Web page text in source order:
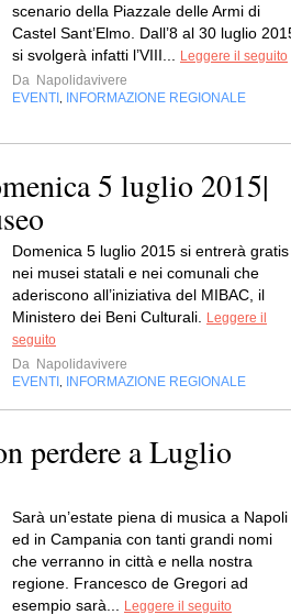
scenario della Piazzale delle Armi di
Castel Sant’Elmo. Dall’8 al 30 luglio
si svolgerà infatti l’VIII...
Leggere il seguito
Da Napolidavivere
EVENTI INFORMAZIONE REGIONALE
5 luglio 2015|
Domenica 5 luglio 2015 si entrerà gratis
nei musei statali e nei comunali che
aderiscono all’iniziativa del MIBAC, il
Ministero dei Beni Culturali.
Leggere il
seguito
Da Napolidavivere
EVENTI INFORMAZIONE REGIONALE
perdere a Luglio
Sarà un’estate piena di musica a Napoli
ed in Campania con tanti grandi nomi
che verranno in città e nella nostra
regione. Francesco de Gregori ad
esempio sarà...
Leggere il seguito